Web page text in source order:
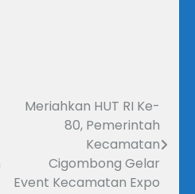
Meriahkan HUT RI Ke-
80, Pemerintah
Kecamatan
Cigombong Gelar
Event Kecamatan Expo